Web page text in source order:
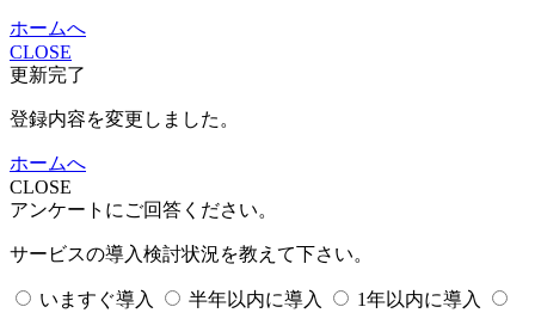
ホームへ
CLOSE
更新完了
登録内容を変更しました。
ホームへ
CLOSE
アンケートにご回答ください。
サービスの導入検討状況を教えて下さい。
いますぐ導入 半年以内に導入
1年以内に導入